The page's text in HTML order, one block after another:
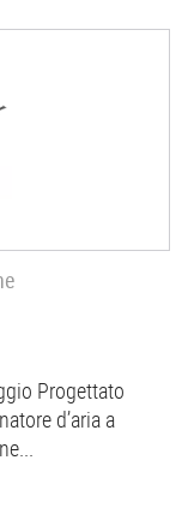
Progettato
d’aria a